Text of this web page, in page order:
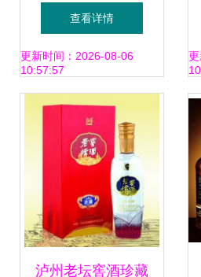
清关资料详解 佰棠
酒业经营指南
查看详情
更新时间：2026-08-06
10:57:57
泸州老坛窖酒珍藏